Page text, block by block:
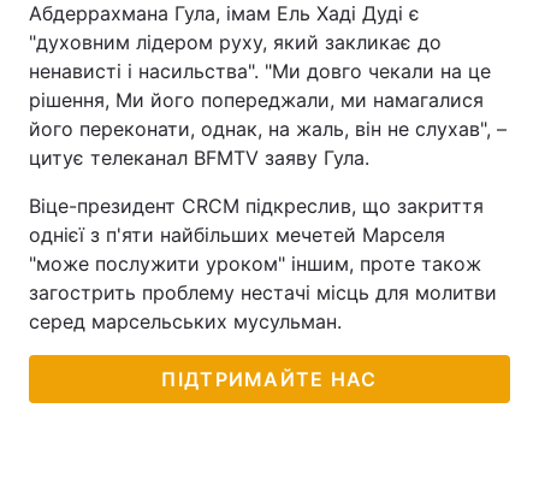
Абдеррахмана Гула, імам Ель Хаді Дуді є
"духовним лідером руху, який закликає до
ненависті і насильства". "Ми довго чекали на це
рішення, Ми його попереджали, ми намагалися
його переконати, однак, на жаль, він не слухав", –
цитує телеканал BFMTV заяву Гула.
Віце-президент CRCM підкреслив, що закриття
однієї з п'яти найбільших мечетей Марселя
"може послужити уроком" іншим, проте також
загострить проблему нестачі місць для молитви
серед марсельських мусульман.
ПІДТРИМАЙТЕ НАС